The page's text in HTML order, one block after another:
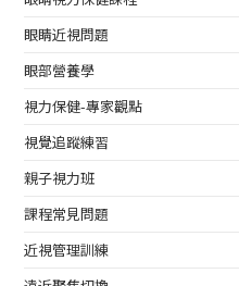
眼睛近視問題
眼部營養學
視力保健-專家觀點
視覺追蹤練習
親子視力班
課程常見問題
近視管理訓練